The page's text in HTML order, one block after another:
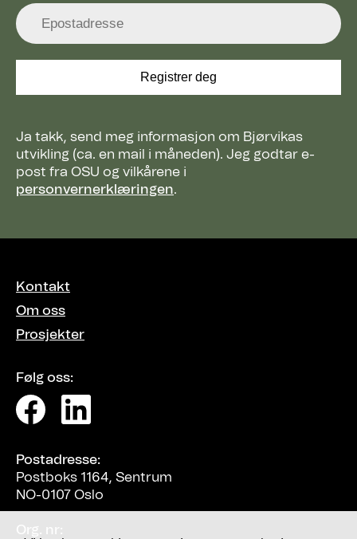
Ja takk, send meg informasjon om Bjørvikas
utvikling (ca. en mail i måneden). Jeg godtar e-
post fra OSU og vilkårene i
personvernerklæringen.
Kontakt
Om oss
Prosjekter
Følg oss:
Postadresse:
Postboks 1164, Sentrum
NO-0107 Oslo
Org. nr: